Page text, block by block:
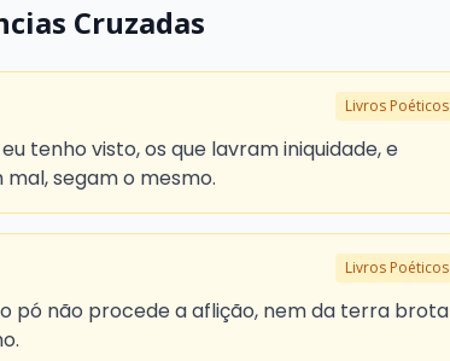
Cruzadas
Livros Poéticos
tenho visto, os que lavram iniquidade, e
mal, segam o mesmo.
Livros Poéticos
pó não procede a aflição, nem da terra brota